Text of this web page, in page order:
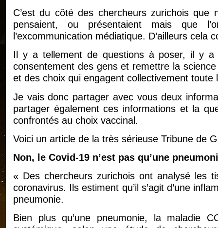
C’est du côté des chercheurs zurichois que
pensaient, ou présentaient mais que
l’excommunication médiatique. D’ailleurs cela
Il y a tellement de questions à poser, il y
consentement des gens et remettre la
et des choix qui engagent collectivement toute
Je vais donc partager avec vous deux
partager également ces informations et la
confrontés au choix vaccinal.
Voici un article de la très sérieuse Tribune de
Non, le Covid-19 n’est pas qu’une
« Des chercheurs zurichois ont analysé les
coronavirus. Ils estiment qu’il s’agit d’une
pneumonie.
Bien plus qu’une pneumonie, la maladie